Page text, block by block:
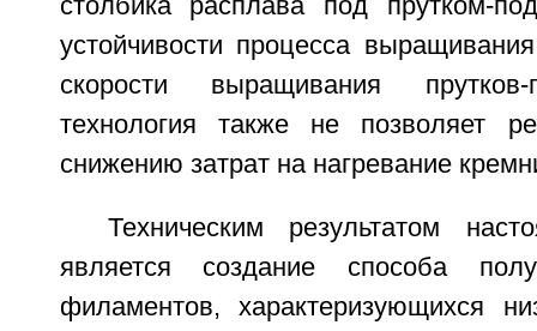
столбика расплава под прутком-
устойчивости процесса
скорости выращивания
технология также не позволяет
снижению затрат на нагревание
Техническим результатом
является создание способа
филаментов, характеризующихся